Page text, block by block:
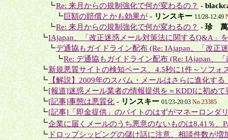
＋＋┗Re: 来月からの規制強化で何が変わるの？-
＋＋＋┗巨額の賠償とかも効果が-リンスキー11/28-12:49
＋＋┗Re: 来月からの規制強化で何が変わるの？-珍 萬
＋┗IAjapan、「改正迷惑メール対策法に関するQ&A」
＋＋┗デ通協もガイドライン配布 (Re: IAjapan、「改正
＋＋＋┗Re: デ通協もガイドライン配布 (Re: IAjapan、
＋┗新規悪質サイトの検知ペース、4.5秒に1件～ソフォ
＋┗【解説】2009年のスパム・メールはさらに進化する
＋┗[報道]迷惑メール業者の情報提供を＝KDDIに初めて
＋┗[記事]事態は悪質化-リンスキー 01/23-20:03No.23385
＋┗[記事]「即金提供」のバイトのはずがマネーロンダ
＋┗企業に届くメールのうち悪意のないものは8.41％、
＋┗ドロップシッピングの儲け話に注意、相談件数が増